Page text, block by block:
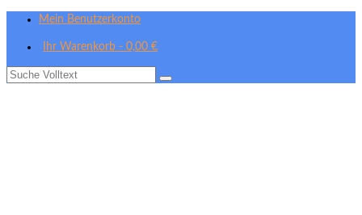
Mein Benutzerkonto
Ihr Warenkorb - 0,00 €
Suche